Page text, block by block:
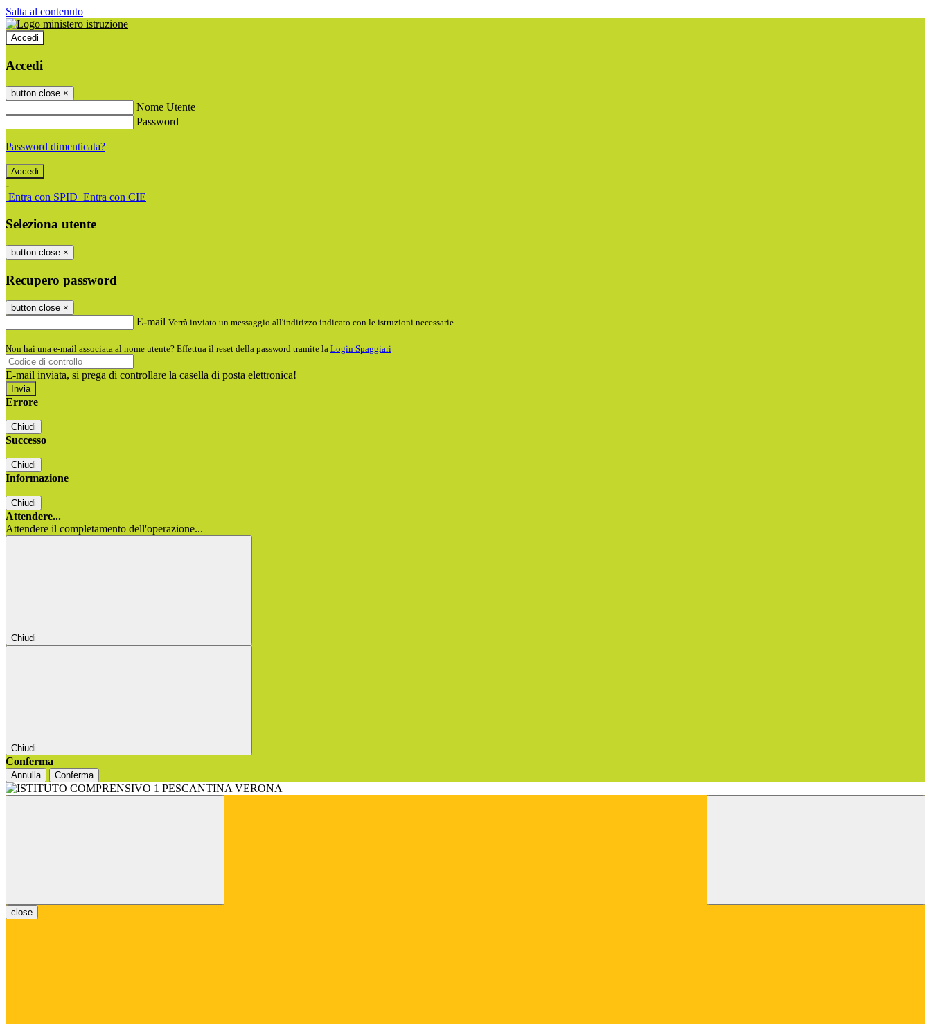
Salta al contenuto
Accedi
Accedi
button close ×
Nome Utente
Password
Password dimenticata?
-
Entra con SPID Entra con CIE
Seleziona utente
button close ×
Recupero password
button close ×
E-mail Verrà inviato un messaggio all'indirizzo indicato con le istruzioni necessarie.
Non hai una e-mail associata al nome utente? Effettua il reset della password tramite la Login Spaggiari
E-mail inviata, si prega di controllare la casella di posta elettronica!
Errore
Chiudi
Successo
Chiudi
Informazione
Chiudi
Attendere...
Attendere il completamento dell'operazione...
Chiudi
Chiudi
Conferma
Annulla Conferma
close